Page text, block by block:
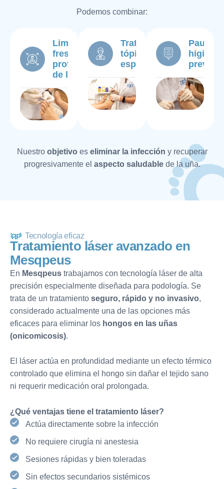
Podemos combinar:
Limpieza y
fresado
profesional
de la uña
Tratamiento
tópico
específico
Pautas
higiene
Nuestro objetivo es eliminar la infección y recuperar
progresivamente el aspecto saludablede la uña.
Tecnología eficaz
Tratamiento láser avanzado en
Mesqpeus
En Mesqpeus trabajamos con tecnología láser de alta
precisión especialmente diseñada para podología. Se
trata de un tratamiento seguro, rápido y no invasivo,
considerado actualmente una de las opciones más
eficaces para eliminar los hongos en las uñas
(onicomicosis).
El láser actúa en profundidad mediante un efecto térmico
controlado que elimina el hongo sin dañar el tejido sano
ni requerir medicación oral prolongada.
¿Qué ventajas tiene el tratamiento láser?
Actúa directamente sobre la infección
No requiere cirugía ni anestesia
Sesiones rápidas y bien toleradas
Sin efectos secundarios sistémicos